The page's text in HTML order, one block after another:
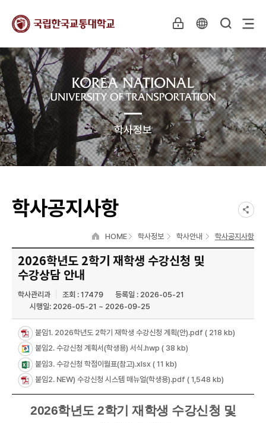
학사정보
학사공지사항
HOME 학사정보 학사안내 학사공지사항
2026학년도 2학기 재학생 수강신청 및
수강상담 안내
학사관리과 조회 : 17479
등록일 : 2026-05-21
시행일: 2026-05-21 ~ 2026-09-25
붙임1. 2026학년도 2학기 재학생 수강신청 계획(안).pdf ( 218 kb)
붙임2. 수강신청 계획서(학생용) 서식.hwp ( 38 kb)
붙임3. 수강신청 학점이월표(참고).xlsx ( 11 kb)
붙임2. NEW) 수강신청 시스템 매뉴얼(학생용).pdf ( 1,548 kb)
2026학년도 2학기 재학생 수강신청 및